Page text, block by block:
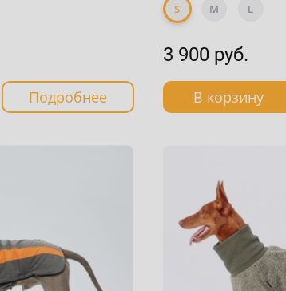
Подробнее
S M L
3 900 руб.
В корзину